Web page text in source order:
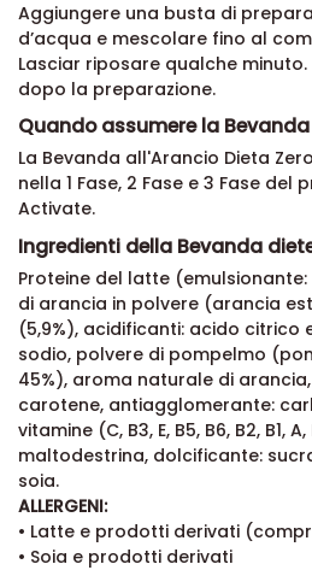
Aggiungere una busta di
d’acqua e mescolare fino al
Lasciar riposare qualche
dopo la preparazione.
Quando assumere la
La Bevanda all'Arancio Dieta
nella 1 Fase, 2 Fase e 3 Fase del
Activate.
Ingredienti della Bevanda
Proteine del latte
di arancia in polvere (arancia
(5,9%), acidificanti: acido citrico
sodio, polvere di pompelmo
45%), aroma naturale di
carotene, antiagglomerante:
vitamine (C, B3, E, B5, B6, B2, B1, A,
maltodestrina, dolcificante:
soia.
ALLERGENI:
• Latte e prodotti derivati
• Soia e prodotti derivati